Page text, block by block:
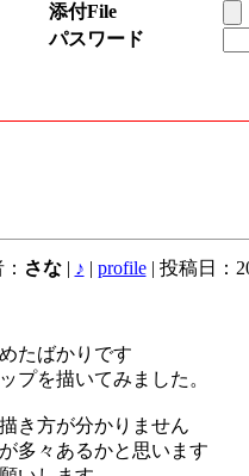
添付File
パスワード
さな | ♪ | profile| 投稿日：
たばかりです
プを描いてみました。
き方が分かりません
多々あるかと思います